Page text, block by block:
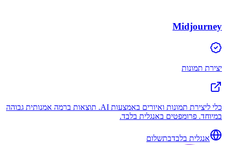
Midjourney
יצירת תמונות
כלי ליצירת תמונות ואיורים באמצעות AI. תוצאות ברמה אמנותית גבוהה
במיוחד. פרומפטים באנגלית בלבד.
אנגלית בלבדבתשלום